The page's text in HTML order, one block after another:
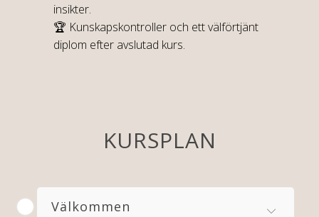
insikter.
🏆 Kunskapskontroller och ett välförtjänt
diplom efter avslutad kurs.
KURSPLAN
Välkommen